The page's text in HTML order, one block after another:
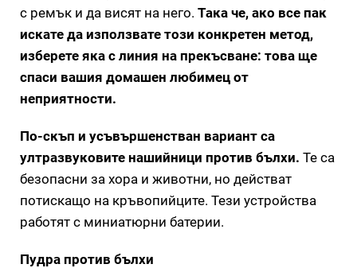
с ремък и да висят на него. Така че, ако все пак
искате да използвате този конкретен метод,
изберете яка с линия на прекъсване: това ще
спаси вашия домашен любимец от
неприятности.
По-скъп и усъвършенстван вариант са
ултразвуковите нашийници против бълхи. Те са
безопасни за хора и животни, но действат
потискащо на кръвопийците. Тези устройства
работят с миниатюрни батерии.
Пудра против бълхи